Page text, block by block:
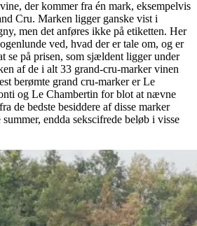
der kommer fra én mark, eksempelvis
Cru. Marken ligger ganske vist i
men det anføres ikke på etiketten. Her
ved, hvad der er tale om, og er
se på prisen, som sjældent ligger under
af de i alt 33 grand-cru-marker vinen
berømte grand cru-marker er Le
og Le Chambertin for blot at nævne
de bedste besiddere af disse marker
endda sekscifrede beløb i visse